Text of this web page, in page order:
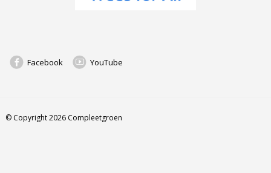
Facebook YouTube
© Copyright 2026 Compleetgroen